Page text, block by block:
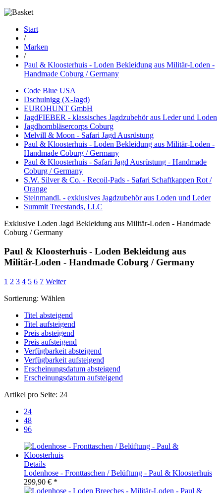
Start
/
Marken
/
Paul & Kloosterhuis - Loden Bekleidung aus Militär-Loden -
Handmade Coburg / Germany
Code Blue USA
Dschulnigg (X-Jagd)
EUROHUNT GmbH
JagdFIEBER - klassisches Jagdzubehör aus Leder und Loden
Jagdhornbläsercorps Coburg
Melvill & Moon - Safari Jagd Ausrüstung
Paul & Kloosterhuis - Loden Bekleidung aus Militär-Loden -
Handmade Coburg / Germany
Paul & Kloosterhuis - Safari Jagd Ausrüstung - Handmade
Coburg / Germany
S.W. Silver & Co. - Recoil-Pads - Safari Schaftkappen Rot /
Orange
Steinmandl. - exklusives Jagdzubehör aus Loden und Leder
Summit Treestands, LLC
Exklusive Loden Jagd Bekleidung aus Militär-Loden - Handmade
Coburg / Germany
Paul & Kloosterhuis - Loden Bekleidung aus
Militär-Loden - Handmade Coburg / Germany
1 2 3 4 5 6 7 Weiter
Sortierung: Wählen
Titel absteigend
Titel aufsteigend
Preis absteigend
Preis aufsteigend
Verfügbarkeit absteigend
Verfügbarkeit aufsteigend
Erscheinungsdatum absteigend
Erscheinungsdatum aufsteigend
Artikel pro Seite: 24
24
48
96
Details
Lodenhose - Fronttaschen / Belüftung - Paul & Kloosterhuis
299,90 € *